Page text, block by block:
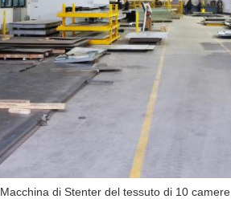
Macchina di Stenter del tessuto di 10 camere